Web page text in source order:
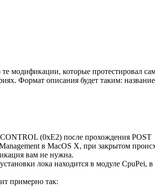
модификации, которые протестировал
Формат описания будет таким:
(0xE2) после прохождения POST
в MacOS X, при закрытом
вам не нужна.
лока находится в модуле CpuPei,
примерно так: